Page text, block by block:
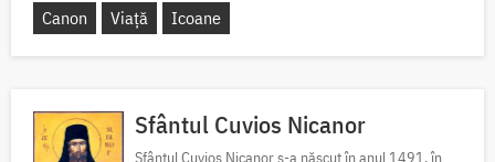
Canon Viață Icoane
Sfântul Cuvios Nicanor